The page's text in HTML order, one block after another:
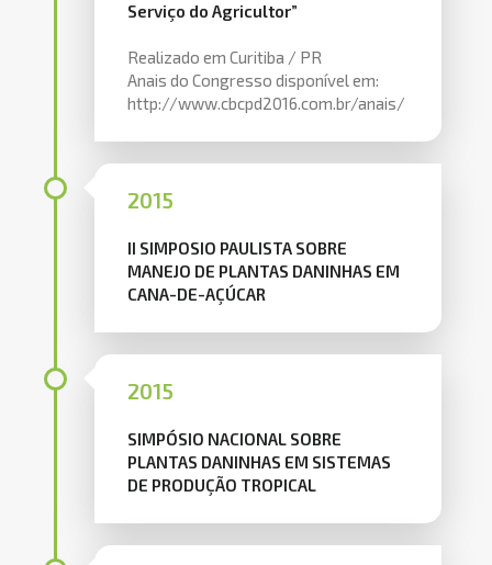
Serviço do Agricultor”
Realizado em Curitiba / PR
Anais do Congresso disponível em:
http://www.cbcpd2016.com.br/anais/
2015
II SIMPOSIO PAULISTA SOBRE
MANEJO DE PLANTAS DANINHAS EM
CANA-DE-AÇÚCAR
2015
SIMPÓSIO NACIONAL SOBRE
PLANTAS DANINHAS EM SISTEMAS
DE PRODUÇÃO TROPICAL